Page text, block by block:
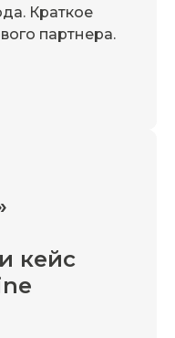
Краткое
партнера.
кейс